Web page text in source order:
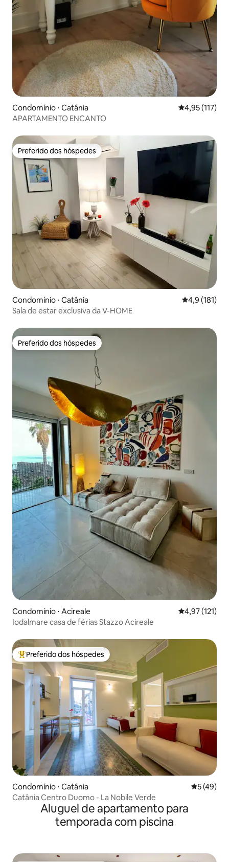
Condomínio ⋅ Catânia 4,95 de uma
4,95 (117)
APARTAMENTO ENCANTO
Preferido dos hóspedes
Preferido dos hóspedes
Condomínio ⋅ Catânia 4,9 de uma
4,9 (181)
Sala de estar exclusiva da V-HOME
Preferido dos hóspedes
Preferido dos hóspedes
Condomínio ⋅ Acireale 4,97 de uma
4,97 (121)
Iodalmare casa de férias Stazzo Acireale
Entre os melhores preferidos dos hóspedes
Preferido dos hóspedes
Condomínio ⋅ Catânia 5 de uma
5 (49)
Catânia Centro Duomo - La Nobile Verde
Aluguel de apartamento para
temporada com piscina